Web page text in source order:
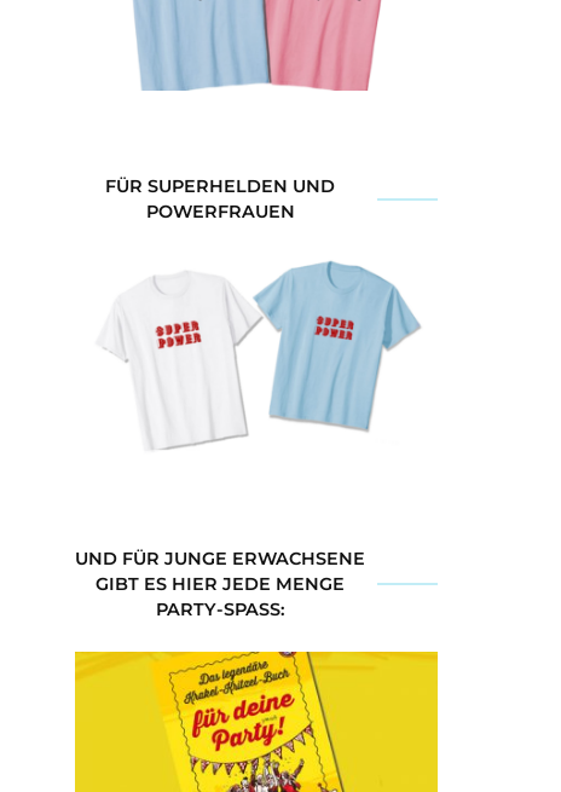
FÜR SUPERHELDEN UND
POWERFRAUEN
UND FÜR JUNGE ERWACHSENE
GIBT ES HIER JEDE MENGE
PARTY-SPASS: